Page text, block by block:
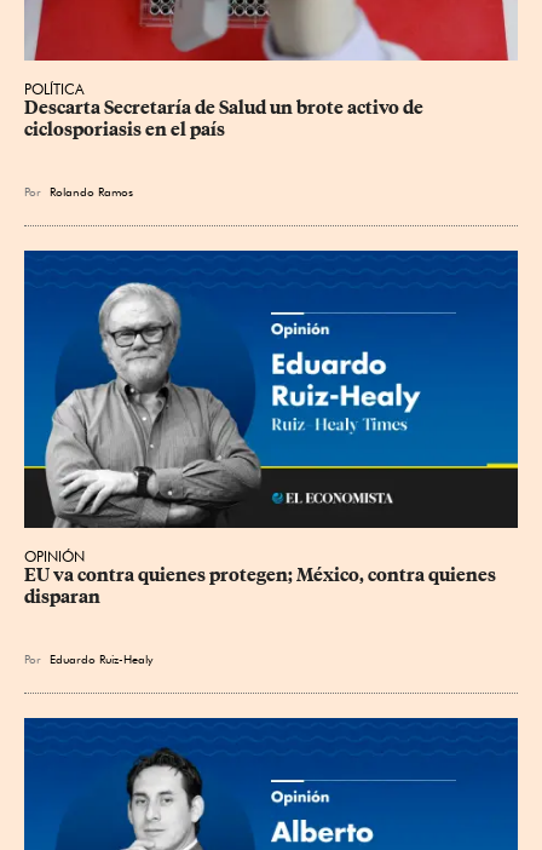
POLÍTICA
Descarta Secretaría de Salud un brote activo de
ciclosporiasis en el país
Por Rolando Ramos
OPINIÓN
EU va contra quienes protegen; México, contra quienes
disparan
Por Eduardo Ruiz-Healy